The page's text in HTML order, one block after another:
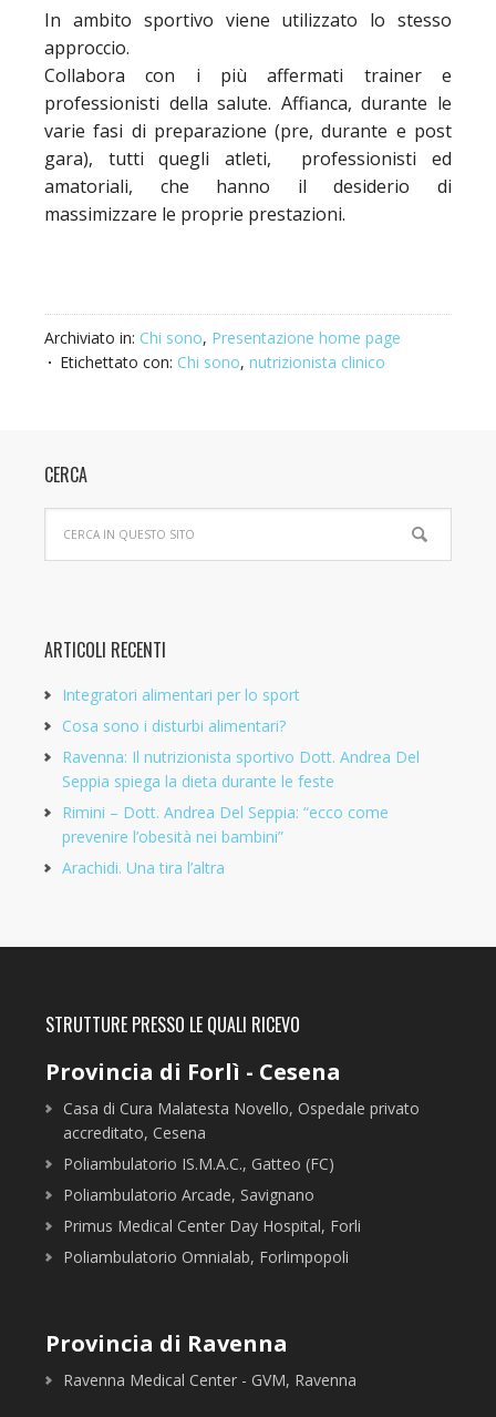
In ambito sportivo viene utilizzato lo stesso
approccio.
Collabora con i più affermati trainer e
professionisti della salute. Affianca, durante le
varie fasi di preparazione (pre, durante e post
gara), tutti quegli atleti, professionisti ed
amatoriali, che hanno il desiderio di
massimizzare le proprie prestazioni.
Archiviato in: Chi sono, Presentazione home page
Etichettato con: Chi sono, nutrizionista clinico
CERCA
ARTICOLI RECENTI
Integratori alimentari per lo sport
Cosa sono i disturbi alimentari?
Ravenna: Il nutrizionista sportivo Dott. Andrea Del
Seppia spiega la dieta durante le feste
Rimini – Dott. Andrea Del Seppia: “ecco come
prevenire l’obesità nei bambini”
Arachidi. Una tira l’altra
STRUTTURE PRESSO LE QUALI RICEVO
Provincia di Forlì - Cesena
Casa di Cura Malatesta Novello, Ospedale privato
accreditato, Cesena
Poliambulatorio IS.M.A.C., Gatteo (FC)
Poliambulatorio Arcade, Savignano
Primus Medical Center Day Hospital, Forli
Poliambulatorio Omnialab, Forlimpopoli
Provincia di Ravenna
Ravenna Medical Center - GVM, Ravenna